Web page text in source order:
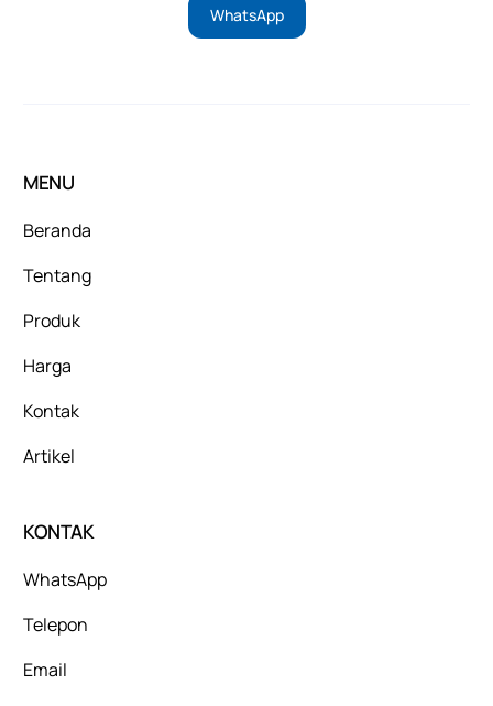
WhatsApp
MENU
Beranda
Tentang
Produk
Harga
Kontak
Artikel
KONTAK
WhatsApp
Telepon
Email